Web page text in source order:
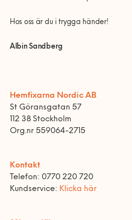
Hos oss är du i trygga händer!
Albin Sandberg
Hemfixarna Nordic AB
St Göransgatan 57
112 38 Stockholm
Org.nr 559064-2715
Kontakt
Telefon: 0770 220 720
Kundservice: Klicka här